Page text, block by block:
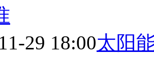
29 18:00太阳